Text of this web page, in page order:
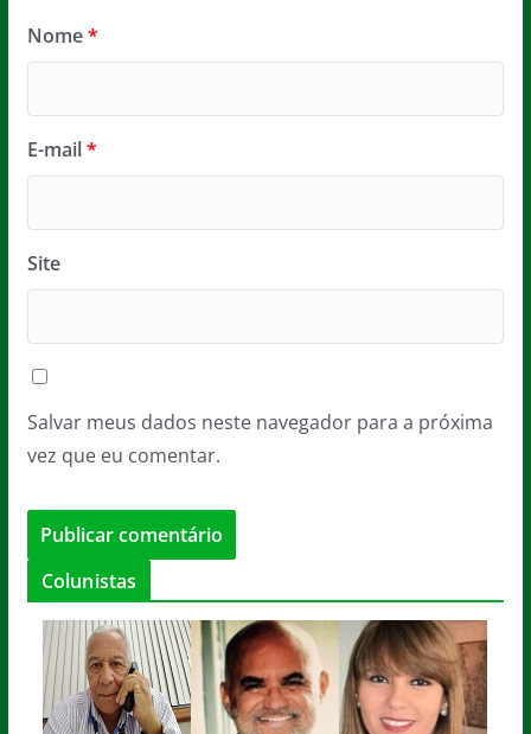
Nome*
E-mail*
Site
Salvar meus dados neste navegador para a próxima
vez que eu comentar.
Colunistas